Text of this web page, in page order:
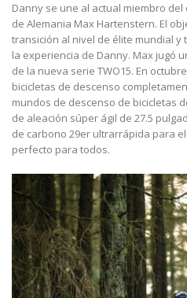
Danny se une al actual miembro
de Alemania Max Hartenstern. El
transición al nivel de élite mundial
la experiencia de Danny. Max jugó
de la nueva serie TWO15. En
bicicletas de descenso
mundos de descenso de bicicletas
de aleación súper ágil de 27.5
de carbono 29er ultrarrápida para
perfecto para todos.